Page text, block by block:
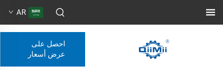
AR
احصل على
عرض أسعار